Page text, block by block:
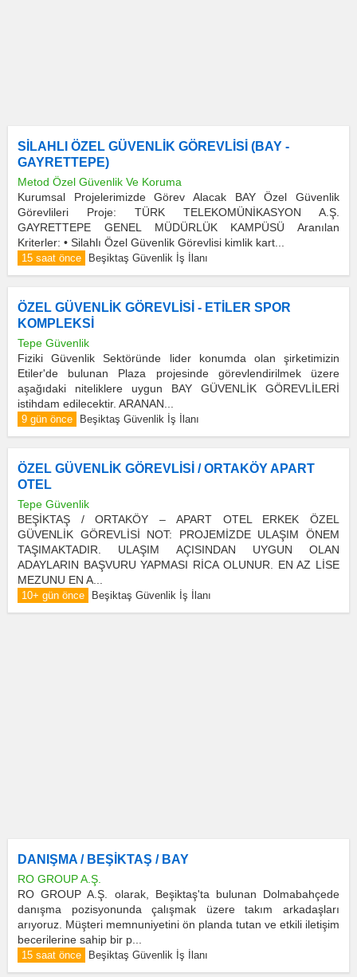
SİLAHLI ÖZEL GÜVENLİK GÖREVLİSİ (BAY -
GAYRETTEPE)
Metod Özel Güvenlik Ve Koruma
Kurumsal Projelerimizde Görev Alacak BAY Özel Güvenlik
Görevlileri Proje: TÜRK TELEKOMÜNİKASYON A.Ş.
GAYRETTEPE GENEL MÜDÜRLÜK KAMPÜSÜ Aranılan
Kriterler: • Silahlı Özel Güvenlik Görevlisi kimlik kart...
15 saat önce Beşiktaş Güvenlik İş İlanı
ÖZEL GÜVENLİK GÖREVLİSİ - ETİLER SPOR
KOMPLEKSİ
Tepe Güvenlik
Fiziki Güvenlik Sektöründe lider konumda olan şirketimizin
Etiler'de bulunan Plaza projesinde görevlendirilmek üzere
aşağıdaki niteliklere uygun BAY GÜVENLİK GÖREVLİLERİ
istihdam edilecektir. ARANAN...
9 gün önce Beşiktaş Güvenlik İş İlanı
ÖZEL GÜVENLİK GÖREVLİSİ / ORTAKÖY APART
OTEL
Tepe Güvenlik
BEŞİKTAŞ / ORTAKÖY – APART OTEL ERKEK ÖZEL
GÜVENLİK GÖREVLİSİ NOT: PROJEMİZDE ULAŞIM ÖNEM
TAŞIMAKTADIR. ULAŞIM AÇISINDAN UYGUN OLAN
ADAYLARIN BAŞVURU YAPMASI RİCA OLUNUR. EN AZ LİSE
MEZUNU EN A...
10+ gün önce Beşiktaş Güvenlik İş İlanı
DANIŞMA / BEŞİKTAŞ / BAY
RO GROUP A.Ş.
RO GROUP A.Ş. olarak, Beşiktaş'ta bulunan Dolmabahçede
danışma pozisyonunda çalışmak üzere takım arkadaşları
arıyoruz. Müşteri memnuniyetini ön planda tutan ve etkili iletişim
becerilerine sahip bir p...
15 saat önce Beşiktaş Güvenlik İş İlanı